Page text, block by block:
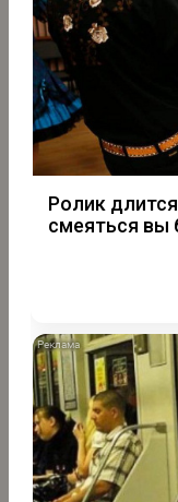
Ролик
смеяться вы